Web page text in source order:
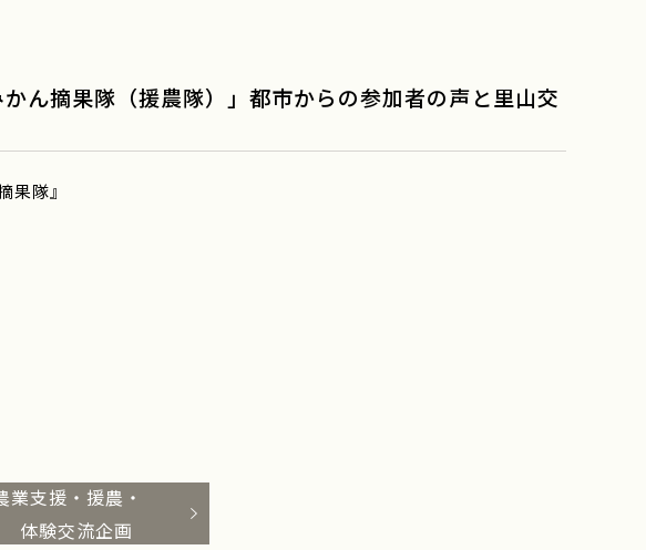
摘果隊（援農隊）」都市からの参加者の声と里山交
隊』
業支援・援農・
体験交流企画